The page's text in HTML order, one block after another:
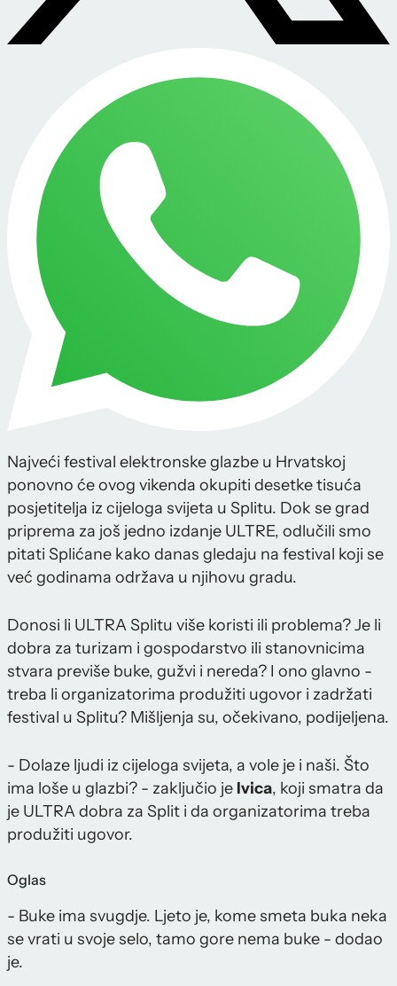
Najveći festival elektronske glazbe u Hrvatskoj
ponovno će ovog vikenda okupiti desetke tisuća
posjetitelja iz cijeloga svijeta u Splitu. Dok se grad
priprema za još jedno izdanje ULTRE, odlučili smo
pitati Splićane kako danas gledaju na festival koji se
već godinama održava u njihovu gradu.
Donosi li ULTRA Splitu više koristi ili problema? Je li
dobra za turizam i gospodarstvo ili stanovnicima
stvara previše buke, gužvi i nereda? I ono glavno -
treba li organizatorima produžiti ugovor i zadržati
festival u Splitu? Mišljenja su, očekivano, podijeljena.
- Dolaze ljudi iz cijeloga svijeta, a vole je i naši. Što
ima loše u glazbi? - zaključio je Ivica, koji smatra da
je ULTRA dobra za Split i da organizatorima treba
produžiti ugovor.
Oglas
- Buke ima svugdje. Ljeto je, kome smeta buka neka
se vrati u svoje selo, tamo gore nema buke - dodao
je.